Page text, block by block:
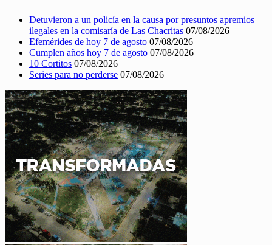
Detuvieron a un policía en la causa por presuntos apremios
ilegales en la comisaría de Las Chacritas 07/08/2026
Efemérides de hoy 7 de agosto 07/08/2026
Cumplen años hoy 7 de agosto 07/08/2026
10 Cortitos 07/08/2026
Series para no perderse 07/08/2026